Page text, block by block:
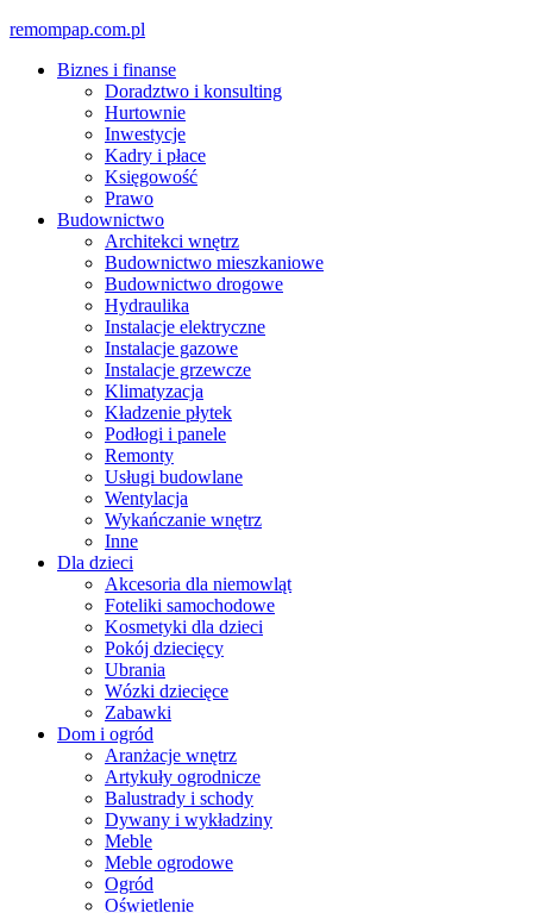
Skip
content
remompap.com.pl
Biznes i finanse
Doradztwo i konsulting
Hurtownie
Inwestycje
Kadry i płace
Księgowość
Prawo
Budownictwo
Architekci wnętrz
Budownictwo mieszkaniowe
Budownictwo drogowe
Hydraulika
Instalacje elektryczne
Instalacje gazowe
Instalacje grzewcze
Klimatyzacja
Kładzenie płytek
Podłogi i panele
Remonty
Usługi budowlane
Wentylacja
Wykańczanie wnętrz
Inne
Dla dzieci
Akcesoria dla niemowląt
Foteliki samochodowe
Kosmetyki dla dzieci
Pokój dziecięcy
Ubrania
Wózki dziecięce
Zabawki
Dom i ogród
Aranżacje wnętrz
Artykuły ogrodnicze
Balustrady i schody
Dywany i wykładziny
Meble
Meble ogrodowe
Ogród
Oświetlenie